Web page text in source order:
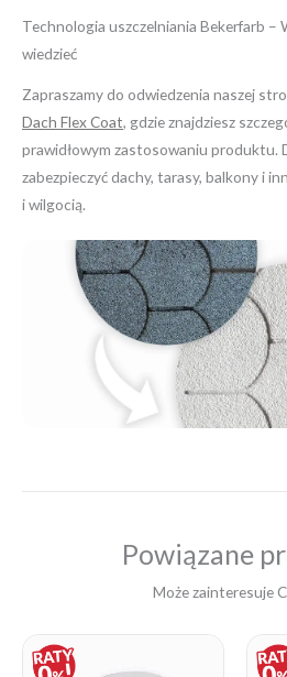
Technologia uszczelniania Bekerfarb –
wiedzieć
Zapraszamy do odwiedzenia naszej
Dach Flex Coat, gdzie znajdziesz
prawidłowym zastosowaniu produktu.
zabezpieczyć dachy, tarasy, balkony i
i wilgocią.
Powiązane
Może zainteresuje